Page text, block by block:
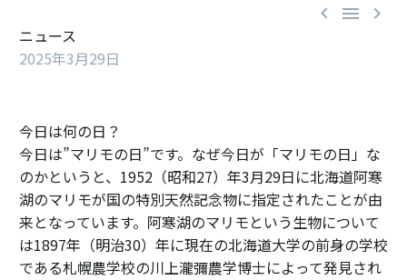
  
ニュース
2025年3月29日
今日は何の日？
今日は”マリモの日”です。なぜ今日が「マリモの日」な
のかというと、1952（昭和27）年3月29日に北海道阿寒
湖のマリモが国の特別天然記念物に指定されたことが由
来となっています。阿寒湖のマリモという生物について
は1897年（明治30）年に現在の北海道大学の前身の学校
である札幌農学校の川上瀧彌農学博士によって発見され